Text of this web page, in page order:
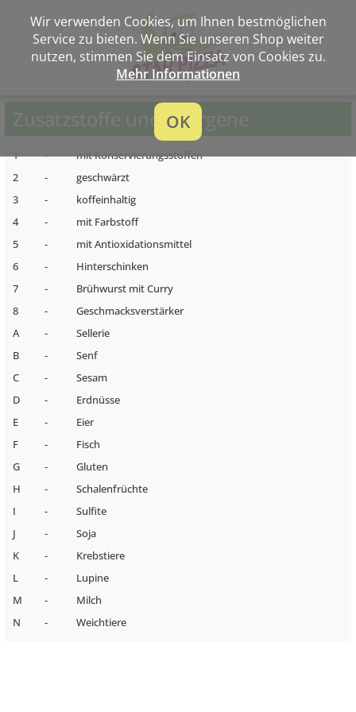
Zusatzstoffe und Allergene
1 -
mit Konservierungsstoffen
2
-
geschwärzt
3
-
koffeinhaltig
4
-
mit Farbstoff
5
-
mit Antioxidationsmittel
6
-
Hinterschinken
7
-
Brühwurst mit Curry
8
-
Geschmacksverstärker
A
-
Sellerie
B
-
Senf
C
-
Sesam
D
-
Erdnüsse
E
-
Eier
F
-
Fisch
G
-
Gluten
H
-
Schalenfrüchte
I
-
Sulfite
J
-
Soja
K
-
Krebstiere
L
-
Lupine
M
-
Milch
N
- Weichtiere
Wir verwenden Cookies, um Ihnen bestmöglichen
Service zu bieten. Wenn Sie unseren Shop weiter
nutzen, stimmen Sie dem Einsatz von Cookies zu.
Mehr Informationen
OK